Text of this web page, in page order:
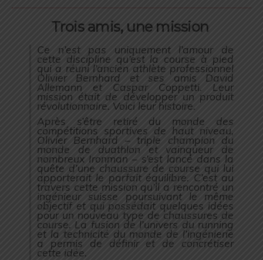
Trois amis, une mission
Ce n’est pas uniquement l’amour de
cette discipline qu’est la course à pied
qui a réuni l’ancien athlète professionnel
Olivier Bernhard et ses amis David
Allemann et Caspar Coppetti. Leur
mission était de développer un produit
révolutionnaire. Voici leur histoire.
Après s’être retiré du monde des
compétitions sportives de haut niveau,
Olivier Bernhard – triple champion du
monde de duathlon et vainqueur de
nombreux Ironman – s’est lancé dans la
quête d’une chaussure de course qui lui
apporterait le parfait équilibre. C’est au
travers cette mission qu’il a rencontré un
ingénieur suisse poursuivant le même
objectif et qui possédait quelques idées
pour un nouveau type de chaussures de
course. La fusion de l’univers du running
et la technicité du monde de l’ingénierie
a permis de définir et de concrétiser
cette idée.